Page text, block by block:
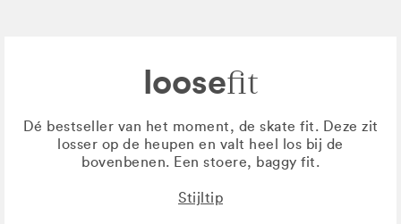
loosefit
Dé bestseller van het moment, de skate fit. Deze zit
losser op de heupen en valt heel los bij de
bovenbenen. Een stoere, baggy fit.
Stijltip